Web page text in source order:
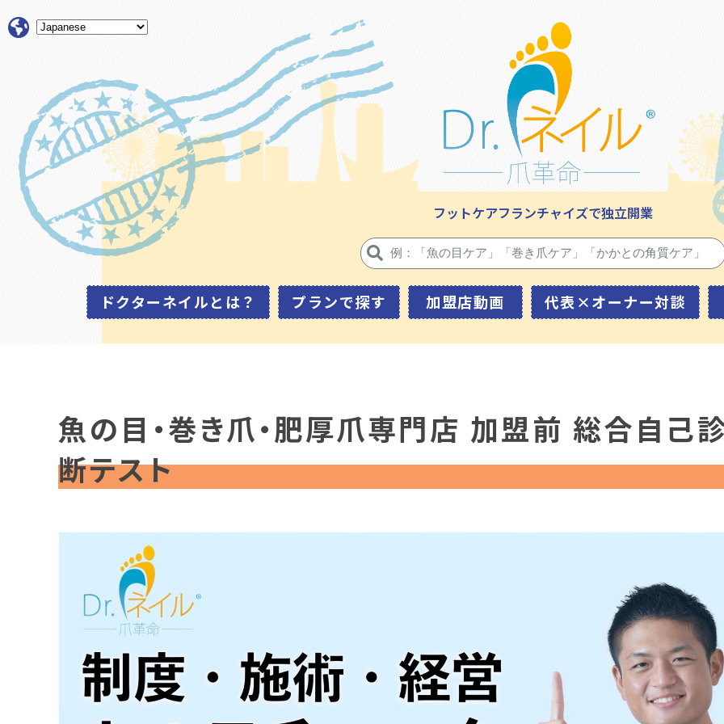
フットケアフランチャイズで独立開業
ドクターネイルとは？ プランで探す 加盟店動画 代表×オーナー対談
魚の目・巻き爪・肥厚爪専門店 加盟前 総合自己
断テスト